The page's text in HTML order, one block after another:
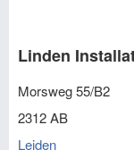
Linden
Morsweg 55/B2
2312 AB
Leiden